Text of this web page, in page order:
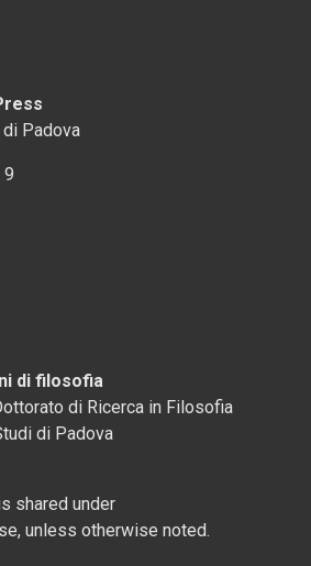
Padova
9
di filosofia
di Ricerca in Filosofia
di Padova
shared under
unless otherwise noted.